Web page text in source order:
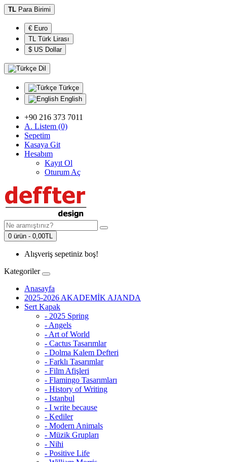
TL Para Birimi
€ Euro
TL Türk Lirası
$ US Dollar
Dil
Türkçe
English
+90 216 373 7011
A. Listem (0)
Sepetim
Kasaya Git
Hesabım
Kayıt Ol
Oturum Aç
0 ürün - 0,00TL
Alışveriş sepetiniz boş!
Kategoriler
Anasayfa
2025-2026 AKADEMİK AJANDA
Sert Kapak
- 2025 Spring
- Angels
- Art of World
- Cactus Tasarımlar
- Dolma Kalem Defteri
- Farklı Tasarımlar
- Film Afişleri
- Flamingo Tasarımları
- History of Writing
- Istanbul
- I write because
- Kediler
- Modern Animals
- Müzik Grupları
- Nihi
- Positive Life